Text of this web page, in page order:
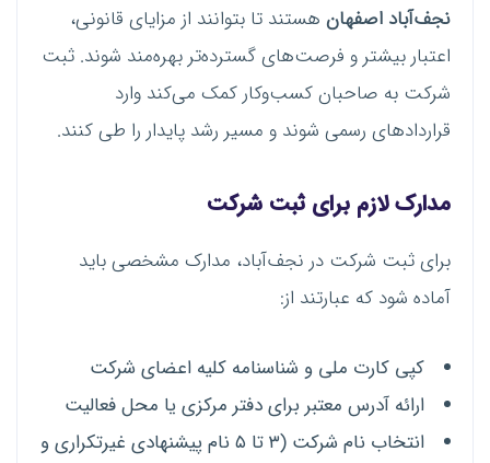
نجف‌آباد اصفهان هستند تا بتوانند از مزایای قانونی،
اعتبار بیشتر و فرصت‌های گسترده‌تر بهره‌مند شوند. ثبت
شرکت به صاحبان کسب‌وکار کمک می‌کند وارد
قراردادهای رسمی شوند و مسیر رشد پایدار را طی کنند.
مدارک لازم برای ثبت شرکت
برای ثبت شرکت در نجف‌آباد، مدارک مشخصی باید
آماده شود که عبارتند از:
کپی کارت ملی و شناسنامه کلیه اعضای شرکت
ارائه آدرس معتبر برای دفتر مرکزی یا محل فعالیت
انتخاب نام شرکت (۳ تا ۵ نام پیشنهادی غیرتکراری و